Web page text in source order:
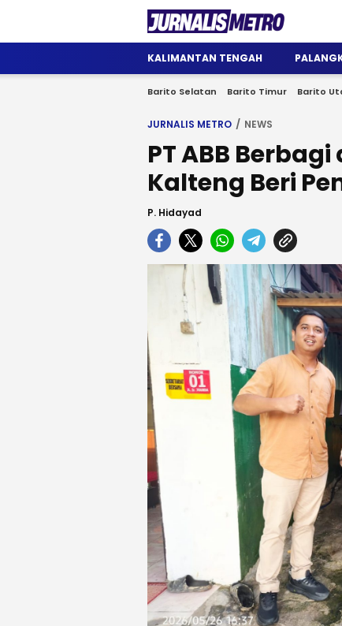
Jurnalis Metro
Satu Wadah Informasi
KALIMANTAN TENGAH
Barito Selatan Barito Timur Barito
JURNALIS METRO NEWS
PT ABB
Kalteng Beri
P. Hidayad